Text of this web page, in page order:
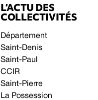
L’ACTU DES
COLLECTIVITÉS
Département
Saint-Denis
Saint-Paul
CCIR
Saint-Pierre
La Possession